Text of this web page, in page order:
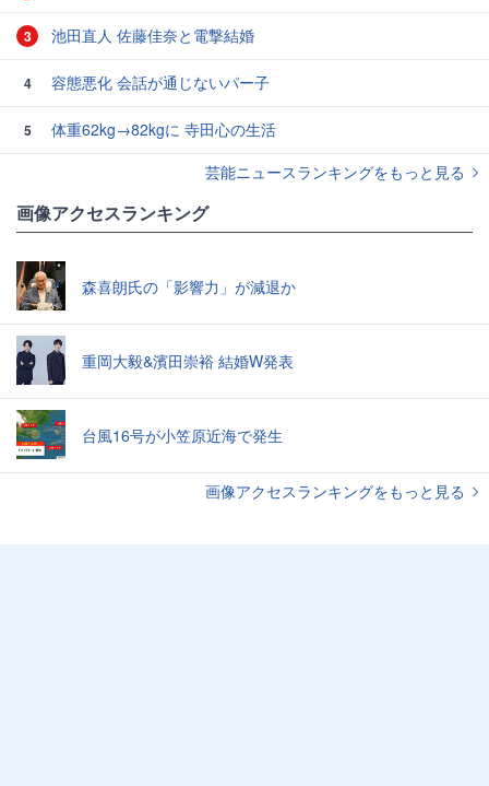
3 池田直人 佐藤佳奈と電撃結婚
4 容態悪化 会話が通じないパー子
5
体重62kg→82kgに 寺田心の生活
芸能ニュースランキングをもっと見る
画像アクセスランキング
森喜朗氏の「影響力」が減退か
重岡大毅&濱田崇裕 結婚W発表
台風16号が小笠原近海で発生
画像アクセスランキングをもっと見る